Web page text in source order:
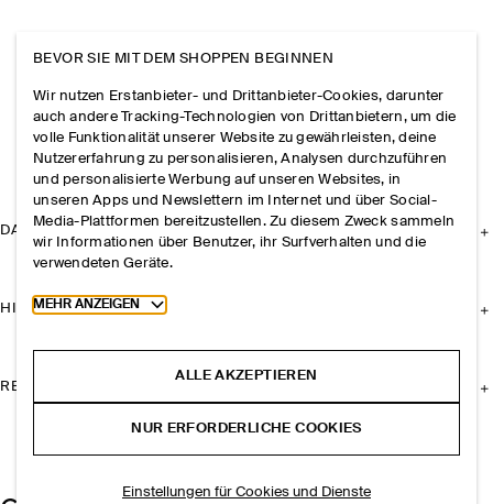
DAS UNTERNEHMEN
HILFE
RECHTLICHES
BEVOR SIE MIT DEM SHOPPEN BEGINNEN
Wir nutzen Erstanbieter- und Drittanbieter-Cookies, darunter
auch andere Tracking-Technologien von Drittanbietern, um die
volle Funktionalität unserer Website zu gewährleisten, deine
Nutzererfahrung zu personalisieren, Analysen durchzuführen
und personalisierte Werbung auf unseren Websites, in
unseren Apps und Newslettern im Internet und über Social-
Media-Plattformen bereitzustellen. Zu diesem Zweck sammeln
wir Informationen über Benutzer, ihr Surfverhalten und die
verwendeten Geräte.
Toggle more cookie information
MEHR ANZEIGEN
ALLE AKZEPTIEREN
NUR ERFORDERLICHE COOKIES
Einstellungen für Cookies und Dienste